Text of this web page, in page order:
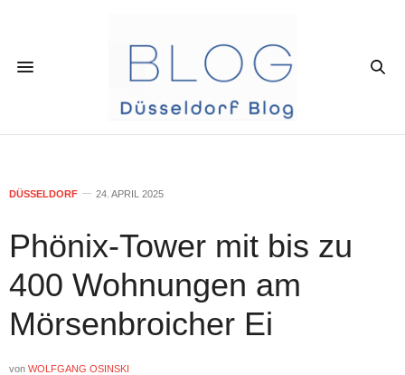
DÜSSELDORF 24. APRIL 2025
Phönix-Tower mit bis zu
400 Wohnungen am
Mörsenbroicher Ei
von WOLFGANG OSINSKI